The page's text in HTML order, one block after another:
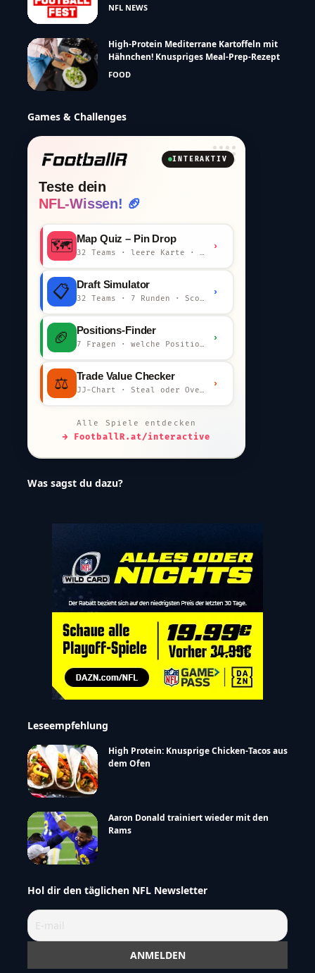
NFL NEWS
High-Protein Mediterrane Kartoffeln mit
Hähnchen! Knuspriges Meal-Prep-Rezept
FOOD
Games & Challenges
INTERAKTIV
Teste dein
NFL-Wissen! 🏈
🗺️ Map Quiz – Pin Drop
32 Teams · leere Karte · km-Wertung
›
📋 Draft Simulator
32 Teams · 7 Runden · Scout-Kommentar
›
🏈 Positions-Finder
7 Fragen · welche Position bist du?
›
⚖️ Trade Value Checker
JJ-Chart · Steal oder Overpay?
›
Alle Spiele entdecken
→ FootballR.at/interactive
Was sagst du dazu?
Leseempfehlung
High Protein: Knusprige Chicken-Tacos aus
dem Ofen
Aaron Donald trainiert wieder mit den
Rams
Hol dir den täglichen NFL Newsletter